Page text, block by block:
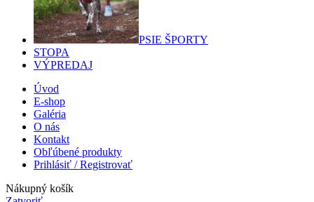
PSIE ŠPORTY
STOPA
VÝPREDAJ
Úvod
E-shop
Galéria
O nás
Kontakt
Obľúbené produkty
Prihlásiť / Registrovať
Nákupný košík